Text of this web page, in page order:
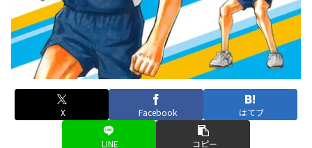
X Facebook はてブ
LINE コピー